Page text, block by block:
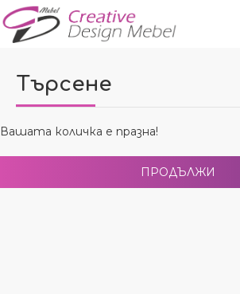
Търсене
Вашата количка е празна!
ПРОДЪЛЖИ